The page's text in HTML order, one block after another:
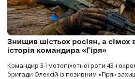
Знищив шістьох росіян, а сімох
історія командира «Гіря»
Командир 3-ї мотопіхотної роти 43-ї
бригади Олексій із позивним «Гіря»